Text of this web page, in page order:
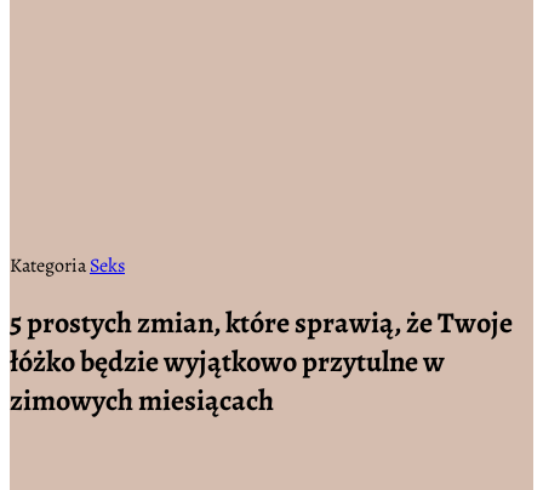
KategoriaSeks
5 prostych zmian, które sprawią, że Twoje
łóżko będzie wyjątkowo przytulne w
zimowych miesiącach